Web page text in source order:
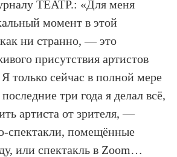
ТЕАТР.: «Для меня
момент в этой
ни странно, — это
присутствия артистов
Я только сейчас в полной мере
три года я делал всё,
артиста от зрителя, —
спектакли, помещённые
или спектакль в Zoom…